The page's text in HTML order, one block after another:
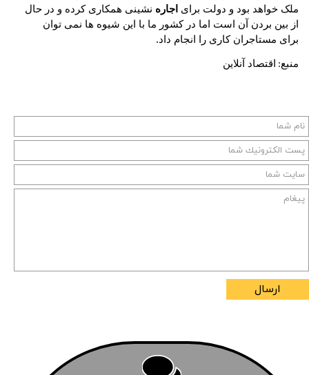
ملک خواهد بود و دولت برای اجاره نشینی همکاری کرده و در حال
از بین بردن آن است اما در کشور ما با این شیوه ها نمی توان
برای مستاجران کاری را انجام داد.
منبع: اقتصاد آنلاین
ارسال